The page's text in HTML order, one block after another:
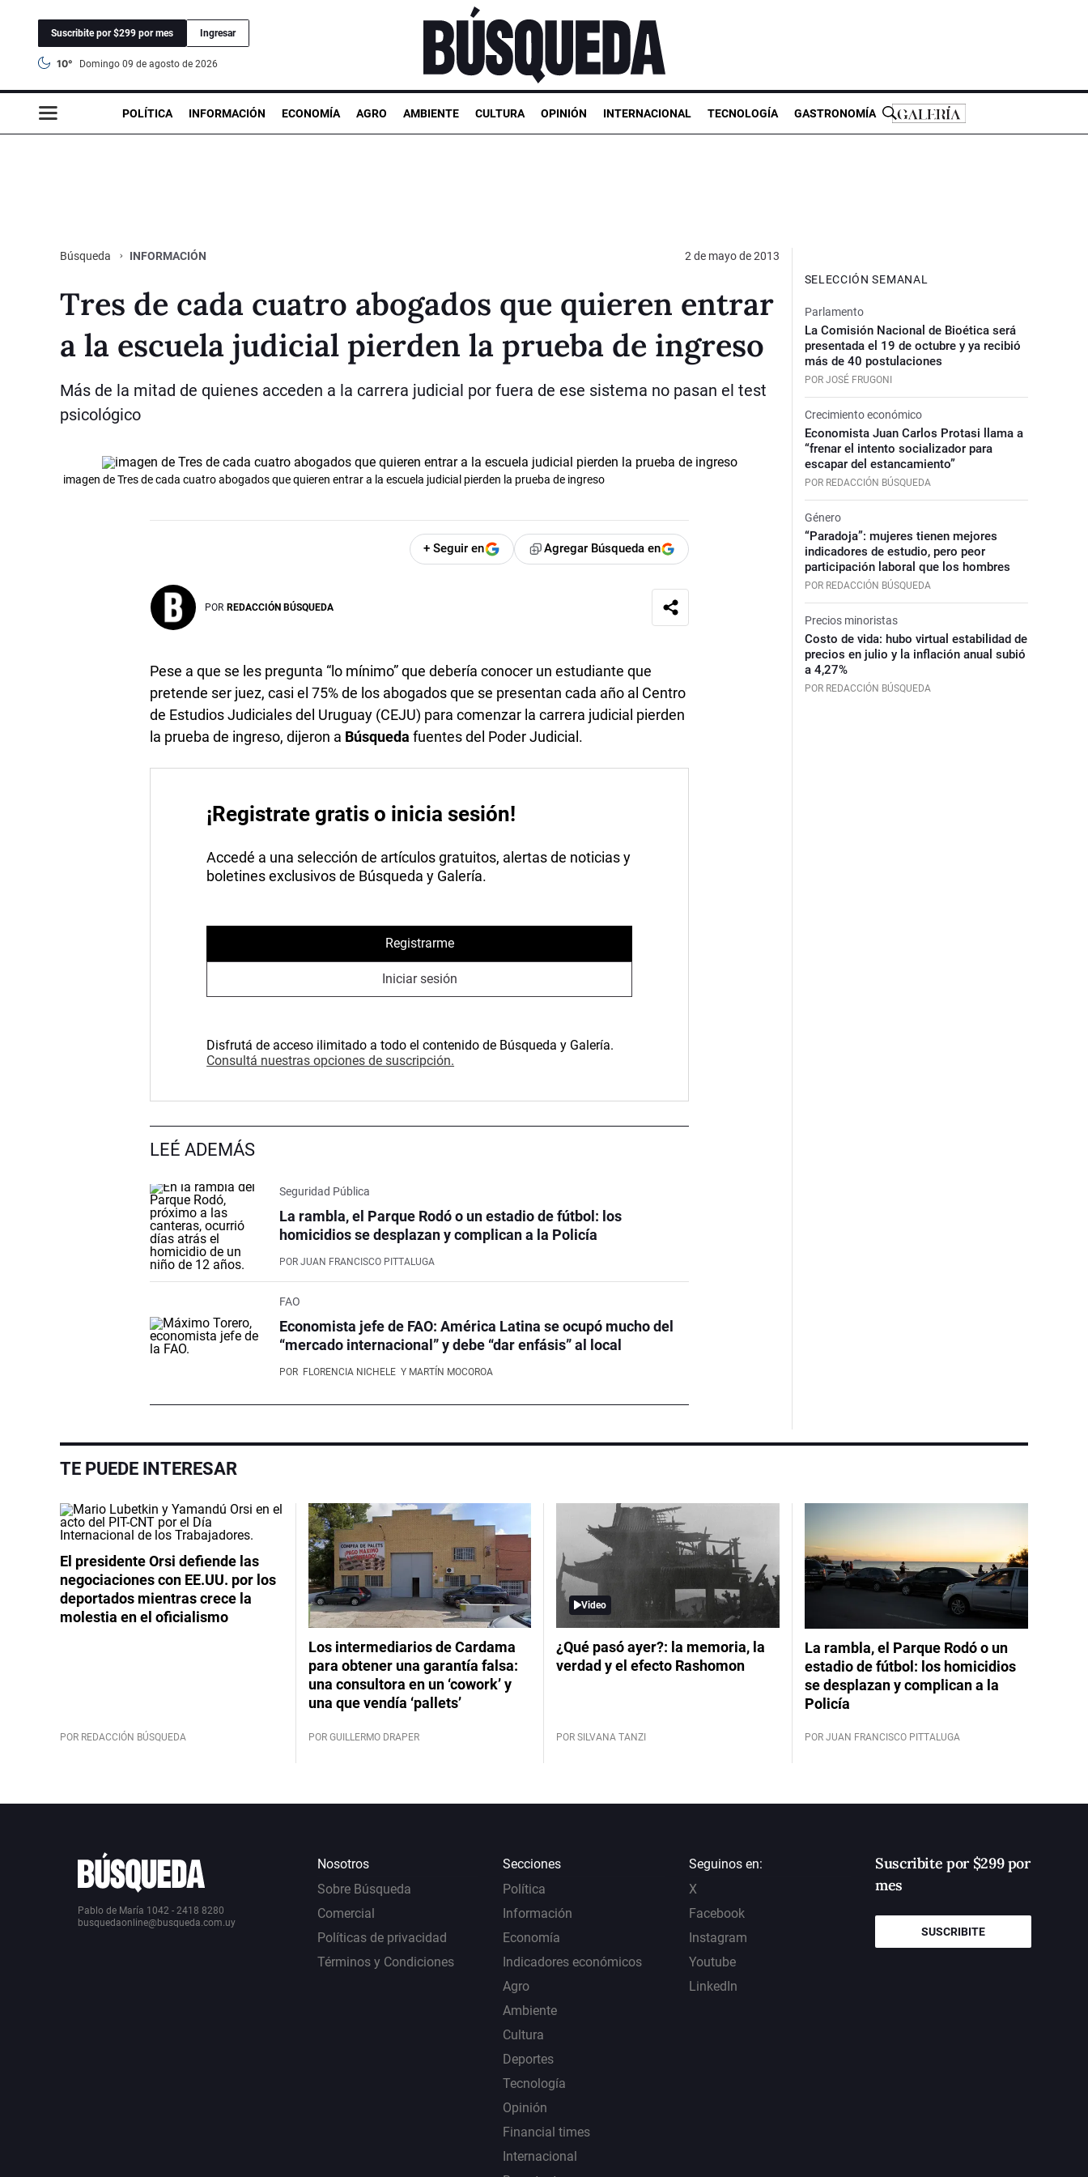
Suscribite por $299 por mes Ingresar
10° domingo 09 de agosto de 2026
POLÍTICA INFORMACIÓN ECONOMÍA AGRO AMBIENTE CULTURA OPINIÓN INTERNACIONAL TECNOLOGÍA GASTRONOMÍA
Búsqueda INFORMACIÓN 2 de mayo de 2013
Tres de cada cuatro abogados que quieren entrar
a la escuela judicial pierden la prueba de ingreso
Más de la mitad de quienes acceden a la carrera judicial por fuera de ese sistema no pasan el test
psicológico
imagen de Tres de cada cuatro abogados que quieren entrar a la escuela judicial pierden la prueba de ingreso
+ Seguir en Agregar Búsqueda en
POR REDACCIÓN BÚSQUEDA
Pese a que se les pregunta “lo mínimo” que debería conocer un estudiante que
pretende ser juez, casi el 75% de los abogados que se presentan cada año al Centro
de Estudios Judiciales del Uruguay (CEJU) para comenzar la carrera judicial pierden
la prueba de ingreso, dijeron a Búsqueda fuentes del Poder Judicial.
¡Registrate gratis o inicia sesión!
Accedé a una selección de artículos gratuitos, alertas de noticias y
boletines exclusivos de Búsqueda y Galería.
Registrarme
Iniciar sesión
Disfrutá de acceso ilimitado a todo el contenido de Búsqueda y Galería.
Consultá nuestras opciones de suscripción.
LEÉ ADEMÁS
Seguridad Pública
La rambla, el Parque Rodó o un estadio de fútbol: los
homicidios se desplazan y complican a la Policía
POR JUAN FRANCISCO PITTALUGA
FAO
Economista jefe de FAO: América Latina se ocupó mucho del
“mercado internacional” y debe “dar enfásis” al local
POR FLORENCIA NICHELE Y MARTÍN MOCOROA
SELECCIÓN SEMANAL
Parlamento
La Comisión Nacional de Bioética será
presentada el 19 de octubre y ya recibió
más de 40 postulaciones
POR JOSÉ FRUGONI
Crecimiento económico
Economista Juan Carlos Protasi llama a
“frenar el intento socializador para
escapar del estancamiento”
POR REDACCIÓN BÚSQUEDA
Género
“Paradoja”: mujeres tienen mejores
indicadores de estudio, pero peor
participación laboral que los hombres
POR REDACCIÓN BÚSQUEDA
Precios minoristas
Costo de vida: hubo virtual estabilidad de
precios en julio y la inflación anual subió
a 4,27%
POR REDACCIÓN BÚSQUEDA
TE PUEDE INTERESAR
El presidente Orsi defiende las
negociaciones con EE.UU. por los
deportados mientras crece la
molestia en el oficialismo
POR REDACCIÓN BÚSQUEDA
Los intermediarios de Cardama
para obtener una garantía falsa:
una consultora en un ‘cowork’ y
una que vendía ‘pallets’
POR GUILLERMO DRAPER
Video
¿Qué pasó ayer?: la memoria, la
verdad y el efecto Rashomon
POR SILVANA TANZI
La rambla, el Parque Rodó o un
estadio de fútbol: los homicidios
se desplazan y complican a la
Policía
POR JUAN FRANCISCO PITTALUGA
Pablo de María 1042 - 2418 8280
busquedaonline@busqueda.com.uy
Nosotros
Sobre Búsqueda
Comercial
Políticas de privacidad
Términos y Condiciones
Secciones
Política
Información
Economía
Indicadores económicos
Agro
Ambiente
Cultura
Deportes
Tecnología
Opinión
Financial times
Internacional
Seguinos en:
X
Facebook
Instagram
Youtube
LinkedIn
Suscribite por $299 por
mes
SUSCRIBITE